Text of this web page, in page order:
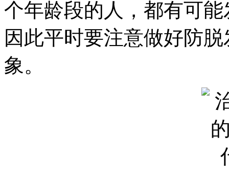
个年龄段的人，都有可
因此平时要注意做好防
象。